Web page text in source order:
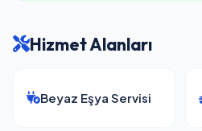
Hizmet Alanları
Beyaz Eşya Servisi